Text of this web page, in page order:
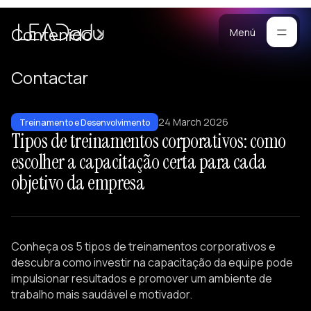
Menú
de
de
Metodología
Portafolio
Contenido
Casos
Blog
Materiales
Contactar
Tipos de treinamentos corporativos: como
escolher a capacitação certa para cada
objetivo da empresa
Treinamento e Desenvolvimento 24 March 2026
Conheça os 5 tipos de treinamentos corporativos e
descubra como investir na capacitação da equipe pode
impulsionar resultados e promover um ambiente de
trabalho mais saudável e motivador.